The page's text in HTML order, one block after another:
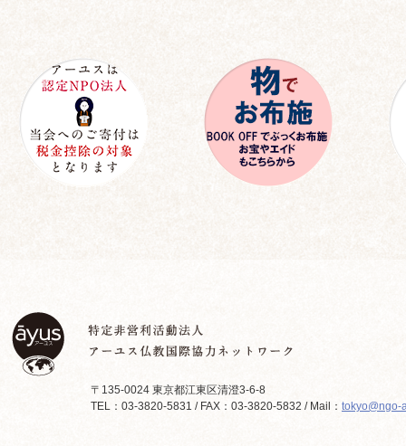
〒135-0024 東京都江東区清澄3-6-8
TEL：03-3820-5831 / FAX：03-3820-5832 / Mail： tokyo@ngo-